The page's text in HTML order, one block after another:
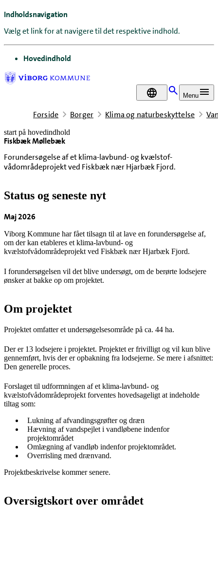
Indholdsnavigation
Vælg et link for at navigere til det respektive indhold.
gå til
Hovedindhold
DA Menu
Forside Borger Klima og naturbeskyttelse
start på hovedindhold
Fiskbæk Møllebæk
Forundersøgelse af et klima-lavbund- og kvælstof-
vådområdeprojekt ved Fiskbæk nær Hjarbæk Fjord.
senest opdateret 10. juni 2026
Status og seneste nyt
Maj 2026
Viborg Kommune har fået tilsagn til at lave en forundersøgelse af,
om der kan etableres et klima-lavbund- og
kvælstofvådområdeprojekt ved Fiskbæk nær Hjarbæk Fjord.
I forundersøgelsen vil det blive undersøgt, om de berørte lodsejere
ønsker at bakke op om projektet.
Om projektet
Projektet omfatter et undersøgelsesområde på ca. 44 ha.
Der er 13 lodsejere i projektet. Projektet er frivilligt og vil kun blive
gennemført, hvis der er opbakning fra lodsejerne. Se mere i afsnittet:
Den generelle proces.
Forslaget til udformningen af et klima-lavbund- og
kvælstofvådområdeprojekt forventes hovedsageligt at indeholde
tiltag som:
Lukning af afvandingsgrøfter og dræn
Hævning af vandspejlet i vandløbene indenfor
projektområdet
Omlægning af vandløb indenfor projektområdet.
Overrisling med drænvand.
Projektbeskrivelse kommer senere.
Oversigtskort over området